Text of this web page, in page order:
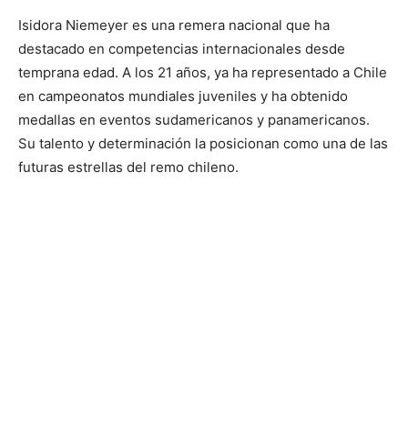
Isidora Niemeyer es una remera nacional que ha
destacado en competencias internacionales desde
temprana edad. A los 21 años, ya ha representado a Chile
en campeonatos mundiales juveniles y ha obtenido
medallas en eventos sudamericanos y panamericanos.
Su talento y determinación la posicionan como una de las
futuras estrellas del remo chileno.